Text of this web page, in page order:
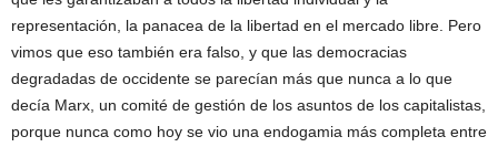
representación, la panacea de la libertad en el mercado libre. Pero
vimos que eso también era falso, y que las democracias
degradadas de occidente se parecían más que nunca a lo que
decía Marx, un comité de gestión de los asuntos de los capitalistas,
porque nunca como hoy se vio una endogamia más completa entre